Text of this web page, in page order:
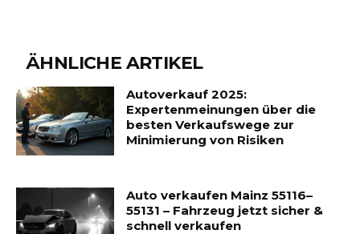
ÄHNLICHE ARTIKEL
Autoverkauf 2025:
Expertenmeinungen über die
besten Verkaufswege zur
Minimierung von Risiken
Auto verkaufen Mainz 55116–
55131 – Fahrzeug jetzt sicher &
schnell verkaufen